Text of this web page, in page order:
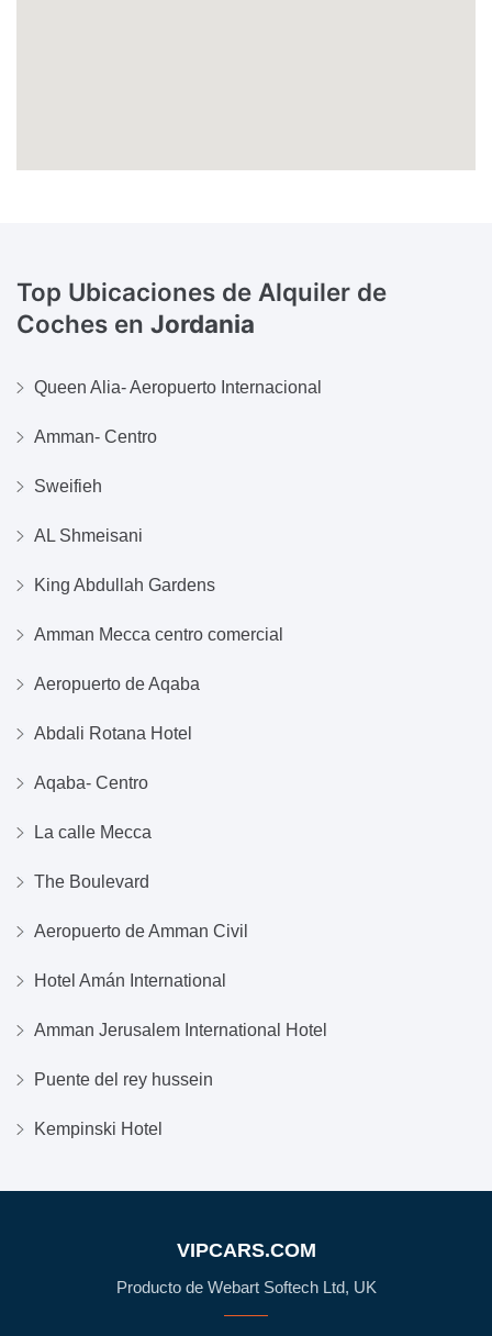
Top Ubicaciones de Alquiler de
Coches en Jordania
Queen Alia- Aeropuerto Internacional
Amman- Centro
Sweifieh
AL Shmeisani
King Abdullah Gardens
Amman Mecca centro comercial
Aeropuerto de Aqaba
Abdali Rotana Hotel
Aqaba- Centro
La calle Mecca
The Boulevard
Aeropuerto de Amman Civil
Hotel Amán International
Amman Jerusalem International Hotel
Puente del rey hussein
Kempinski Hotel
VIPCARS.COM
Producto de Webart Softech Ltd, UK